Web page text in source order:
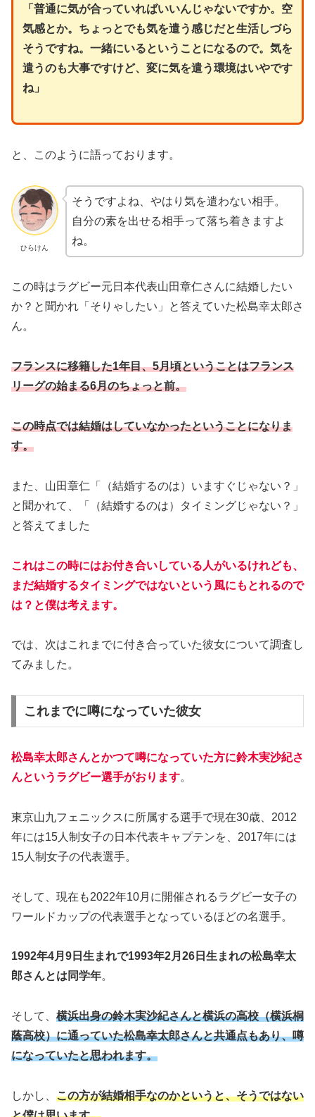
「普通に気が合っていればいいんじゃないですか。空
気感とか。ちょっとでも気を遣う感じだと生活しづら
そうですね。一緒にいるということになるので。気を
遣うのも大事ですけど、変に気を遣う環境はいやです
ね」
と、このように語っております。
ひらけん
そうですよね、やはり気を遣わない相手。
自分の素を出せる相手って落ち着きますよ
ね。
この時はラグビー元日本代表山田章仁さんに結婚したい
か？と聞かれ「そりゃしたい」と答えていた松島幸太郎さ
ん。
フランスに移籍した1年目、5月頃ということはフランス
リーグの始まる6月のちょっと前。
この時点では結婚はしていなかったということになりま
す。
また、山田章仁「（結婚するのは）いますぐじゃない？」
と聞かれて、「（結婚するのは）タイミングじゃない？」
と答えてました
これはこの時にはお付き合いしている人がいるけれども、
まだ結婚するタイミングではないという風にもとれるので
は？と僕は考えます。
では、次はこれまでに付き合っていた彼女について調査し
てみました。
これまでに噂になっていた彼女
松島幸太郎さんとかつて噂になっていた方に鈴木実沙紀さ
んというラグビー選手がおります。
東京山九フェニックスに所属する選手で現在30歳、2012
年には15人制女子の日本代表キャプテンを、2017年には
15人制女子の代表選手。
そして、現在も2022年10月に開催されるラグビー女子の
ワールドカップの代表選手となっているほどの名選手。
1992年4月9日生まれで1993年2月26日生まれの松島幸太
郎さんとは同学年。
そして、 横浜出身の鈴木実沙紀さんと横浜の高校（横浜桐
蔭高校）に通っていた松島幸太郎さんと共通点もあり、噂
になっていたと思われます。
しかし、 この方が結婚相手なのかというと、そうではない